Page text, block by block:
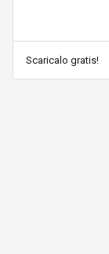
Scaricalo gratis!